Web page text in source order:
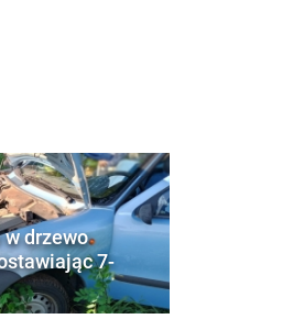
w drzewo
7-